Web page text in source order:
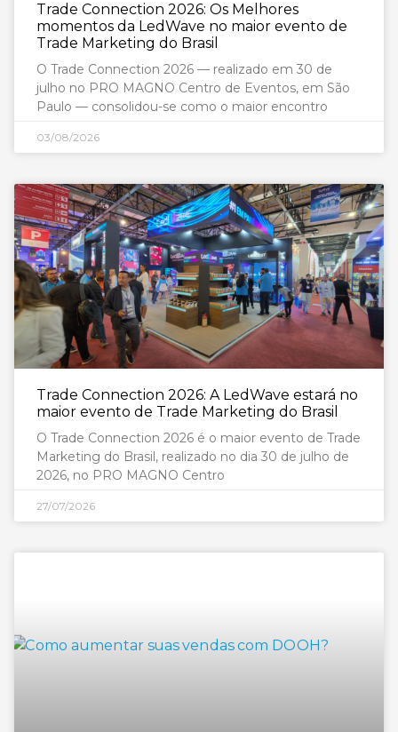
Trade Connection 2026: Os Melhores
momentos da LedWave no maior evento de
Trade Marketing do Brasil
O Trade Connection 2026 — realizado em 30 de
julho no PRO MAGNO Centro de Eventos, em São
Paulo — consolidou-se como o maior encontro
03/08/2026
Trade Connection 2026: A LedWave estará no
maior evento de Trade Marketing do Brasil
O Trade Connection 2026 é o maior evento de Trade
Marketing do Brasil, realizado no dia 30 de julho de
2026, no PRO MAGNO Centro
27/07/2026